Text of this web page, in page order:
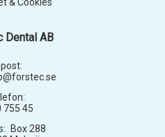
Dental AB
post:
755 45
Box 288